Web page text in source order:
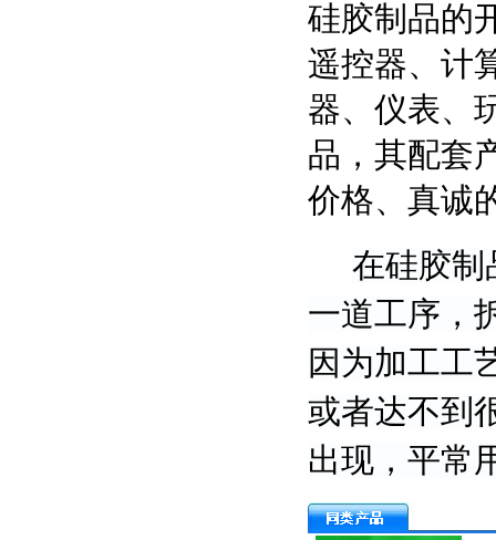
硅胶制品的
遥控器、计
器、仪表、
品，其配套
价格、真诚
在硅胶制
一道工序，
因为加工工
或者达不到
出现，平常